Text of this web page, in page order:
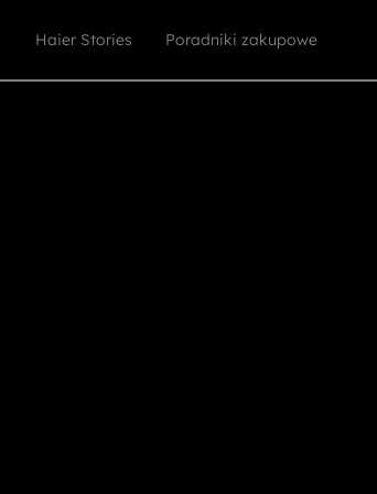
Haier Stories Poradniki zakupowe